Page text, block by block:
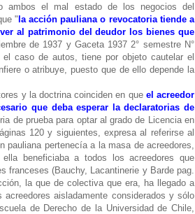
ambos el mal estado de los negocios del
"la acción pauliana o revocatoria tiende a
al patrimonio del deudor los bienes que
de 1937 y Gaceta 1937 2° semestre N°
caso de autos, tiene por objeto cautelar el
o atribuye, puesto que de ello depende la
y la doctrina coinciden en que el acreedor
que deba esperar la declaratorias de
de prueba para optar al grado de Licencia en
120 y siguientes, expresa al referirse al
pertenecía a la masa de acreedores,
beneficiaba a todos los acreedores que
franceses (Bauchy, Lacantinerie y Barde pag.
la que de colectiva que era, ha llegado a
aisladamente considerados y sólo
de Derecho de la Universidad de Chile,